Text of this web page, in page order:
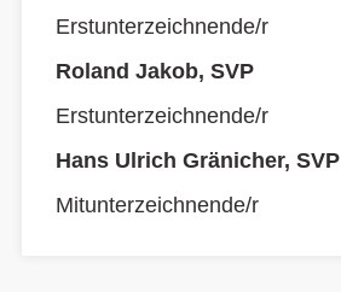
Erstunterzeichnende/r
Roland Jakob, SVP
Erstunterzeichnende/r
Hans Ulrich Gränicher, SVP
Mitunterzeichnende/r